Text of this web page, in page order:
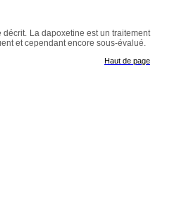
La dapoxetine est un traitement
et cependant encore sous-évalué.
Haut de page